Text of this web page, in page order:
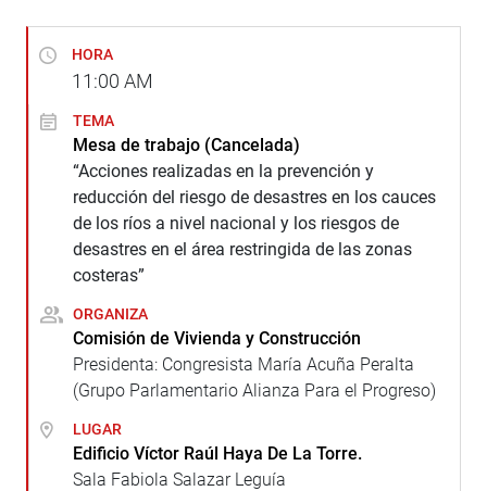
HORA
11:00 AM
TEMA
Mesa de trabajo (Cancelada)
“Acciones realizadas en la prevención y
reducción del riesgo de desastres en los cauces
de los ríos a nivel nacional y los riesgos de
desastres en el área restringida de las zonas
costeras”
ORGANIZA
Comisión de Vivienda y Construcción
Presidenta: Congresista María Acuña Peralta
(Grupo Parlamentario Alianza Para el Progreso)
LUGAR
Edificio Víctor Raúl Haya De La Torre.
Sala Fabiola Salazar Leguía